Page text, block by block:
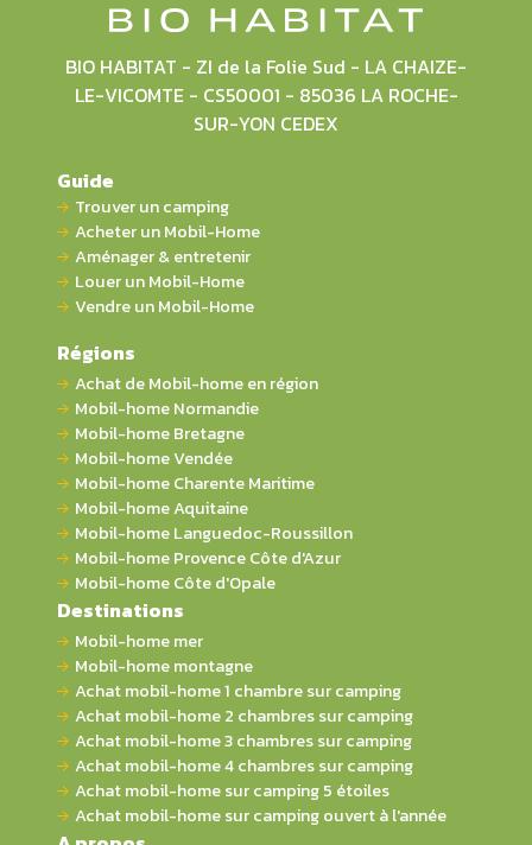
BIO HABITAT - ZI de la Folie Sud - LA CHAIZE-
LE-VICOMTE - CS50001 - 85036 LA ROCHE-
SUR-YON CEDEX
Guide
Trouver un camping
Acheter un Mobil-Home
Aménager & entretenir
Louer un Mobil-Home
Vendre un Mobil-Home
Régions
Achat de Mobil-home en région
Mobil-home Normandie
Mobil-home Bretagne
Mobil-home Vendée
Mobil-home Charente Maritime
Mobil-home Aquitaine
Mobil-home Languedoc-Roussillon
Mobil-home Provence Côte d'Azur
Mobil-home Côte d'Opale
Destinations
Mobil-home mer
Mobil-home montagne
Achat mobil-home 1 chambre sur camping
Achat mobil-home 2 chambres sur camping
Achat mobil-home 3 chambres sur camping
Achat mobil-home 4 chambres sur camping
Achat mobil-home sur camping 5 étoiles
Achat mobil-home sur camping ouvert à l'année